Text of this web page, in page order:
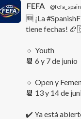
FEFA @fefa_spain
🆕 ¡La
tiene fechas!
🔹 Youth
📆 6 y 7 de junio
🔹 Open y
📆 13 y 14 de
✔️ Ya está